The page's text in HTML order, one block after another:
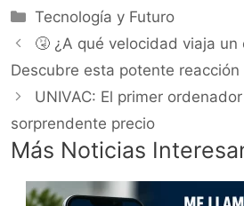
Categorías
Tecnología y Futuro
🤧 ¿A qué velocidad viaja un
Descubre esta potente
UNIVAC: El primer
sorprendente precio
Más Noticias